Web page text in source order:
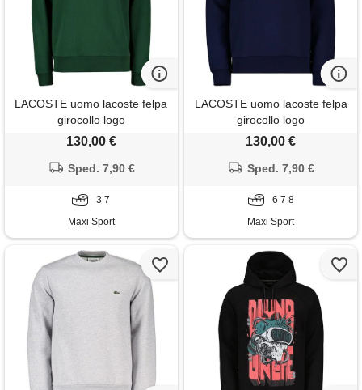
LACOSTE uomo lacoste felpa
girocollo logo
130,00 €
Sped. 7,90 €
3 7
Maxi Sport
LACOSTE uomo lacoste felpa
girocollo logo
130,00 €
Sped. 7,90 €
6 7 8
Maxi Sport